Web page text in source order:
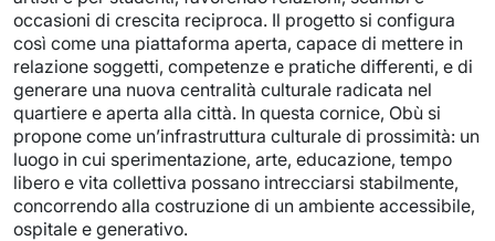
occasioni di crescita reciproca. Il progetto si configura
così come una piattaforma aperta, capace di mettere in
relazione soggetti, competenze e pratiche differenti, e di
generare una nuova centralità culturale radicata nel
quartiere e aperta alla città. In questa cornice, Obù si
propone come un’infrastruttura culturale di prossimità: un
luogo in cui sperimentazione, arte, educazione, tempo
libero e vita collettiva possano intrecciarsi stabilmente,
concorrendo alla costruzione di un ambiente accessibile,
ospitale e generativo.